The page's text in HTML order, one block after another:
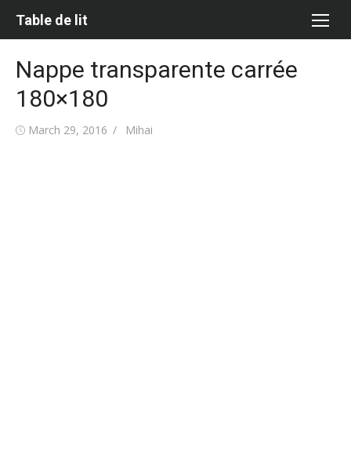
Table de lit
Nappe transparente carrée
180×180
Posted
March 29, 2016 Author
Mihai